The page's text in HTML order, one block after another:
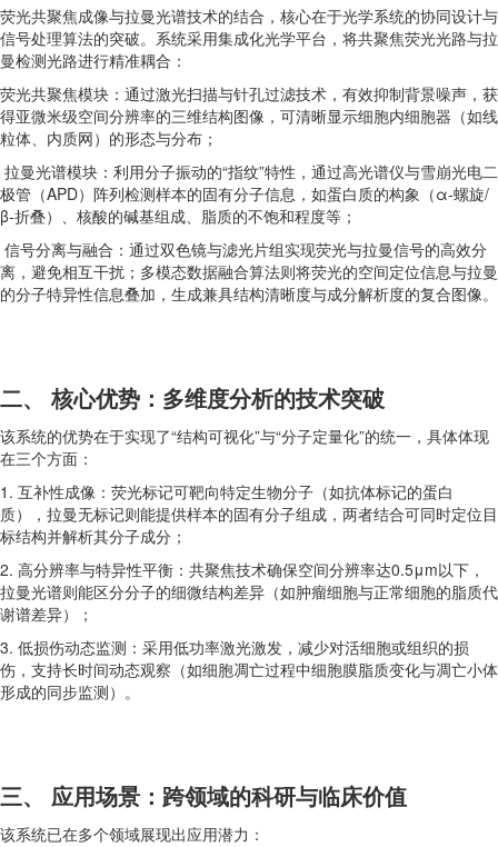
荧光共聚焦成像与拉曼光谱技术的结合，核心在于光学系统的协同设计与
信号处理算法的突破。系统采用集成化光学平台，将共聚焦荧光光路与拉
曼检测光路进行精准耦合：
荧光共聚焦模块：通过激光扫描与针孔过滤技术，有效抑制背景噪声，获
得亚微米级空间分辨率的三维结构图像，可清晰显示细胞内细胞器（如线
粒体、内质网）的形态与分布；
拉曼光谱模块：利用分子振动的“指纹”特性，通过高光谱仪与雪崩光电二
极管（APD）阵列检测样本的固有分子信息，如蛋白质的构象（α-螺旋/
β-折叠）、核酸的碱基组成、脂质的不饱和程度等；
信号分离与融合：通过双色镜与滤光片组实现荧光与拉曼信号的高效分
离，避免相互干扰；多模态数据融合算法则将荧光的空间定位信息与拉曼
的分子特异性信息叠加，生成兼具结构清晰度与成分解析度的复合图像。
二、 核心优势：多维度分析的技术突破
该系统的优势在于实现了“结构可视化”与“分子定量化”的统一，具体体现
在三个方面：
1. 互补性成像：荧光标记可靶向特定生物分子（如抗体标记的蛋白
质），拉曼无标记则能提供样本的固有分子组成，两者结合可同时定位目
标结构并解析其分子成分；
2. 高分辨率与特异性平衡：共聚焦技术确保空间分辨率达0.5μm以下，
拉曼光谱则能区分分子的细微结构差异（如肿瘤细胞与正常细胞的脂质代
谢谱差异）；
3. 低损伤动态监测：采用低功率激光激发，减少对活细胞或组织的损
伤，支持长时间动态观察（如细胞凋亡过程中细胞膜脂质变化与凋亡小体
形成的同步监测）。
三、 应用场景：跨领域的科研与临床价值
该系统已在多个领域展现出应用潜力：